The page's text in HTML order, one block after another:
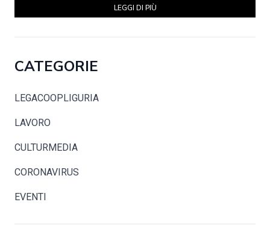
LEGGI DI PIÙ
CATEGORIE
LEGACOOPLIGURIA
LAVORO
CULTURMEDIA
CORONAVIRUS
EVENTI